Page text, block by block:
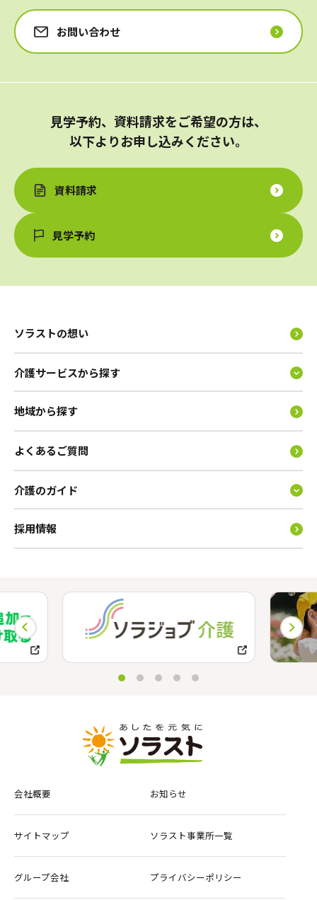
お問い合わせ
見学予約、資料請求をご希望の方は、
以下よりお申し込みください。
資料請求
見学予約
ソラストの想い
介護サービスから探す
地域から探す
よくあるご質問
介護のガイド
採用情報
会社概要 お知らせ
サイトマップ ソラスト事業所一覧
グループ会社 プライバシーポリシー